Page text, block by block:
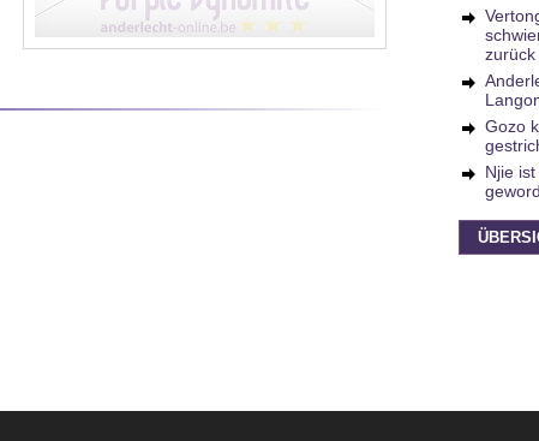
zurück
Gozo
Njie